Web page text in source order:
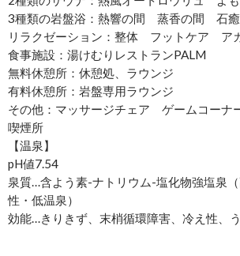
3種類の岩盤浴：熱響の間 蒸香の間 石癒
リラクゼーション：整体 フットケア ア
食事施設：湯けむりレストランPALM
無料休憩所：休憩処、ラウンジ
有料休憩所：岩盤専用ラウンジ
その他：マッサージチェア ゲームコー
喫煙所
【温泉】
pH値7.54
泉質…含よう素-ナトリウム-塩化物強塩泉
性・低温泉）
効能…きりきず、末梢循環障害、冷え性、